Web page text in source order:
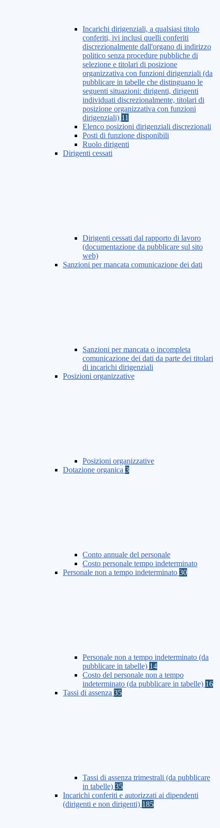
Incarichi dirigenziali, a qualsiasi titolo
conferiti, ivi inclusi quelli conferiti
discrezionalmente dall'organo di indirizzo
politico senza procedure pubbliche di
selezione e titolari di posizione
organizzativa con funzioni dirigenziali (da
pubblicare in tabelle che distinguano le
seguenti situazioni: dirigenti, dirigenti
individuati discrezionalmente, titolari di
posizione organizzativa con funzioni
dirigenziali) 11
Elenco posizioni dirigenziali discrezionali
Posti di funzione disponibili
Ruolo dirigenti
Dirigenti cessati
Dirigenti cessati dal rapporto di lavoro
(documentazione da pubblicare sul sito
web)
Sanzioni per mancata comunicazione dei dati
Sanzioni per mancata o incompleta
comunicazione dei dati da parte dei titolari
di incarichi dirigenziali
Posizioni organizzative
Posizioni organizzative
Dotazione organica 3
Conto annuale del personale
Costo personale tempo indeterminato
Personale non a tempo indeterminato 30
Personale non a tempo indeterminato (da
pubblicare in tabelle) 14
Costo del personale non a tempo
indeterminato (da pubblicare in tabelle) 16
Tassi di assenza 35
Tassi di assenza trimestrali (da pubblicare
in tabelle) 35
Incarichi conferiti e autorizzati ai dipendenti
(dirigenti e non dirigenti) 185